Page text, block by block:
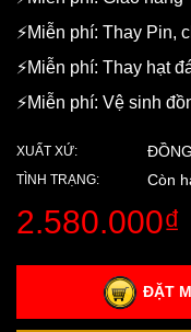
⚡️Miễn phí: Thay
⚡️Miễn phí: Thay hạt
⚡️Miễn phí: Vệ sinh
XUẤT XỨ:
TÌNH TRẠNG: Còn
2.580.000₫
ĐẶT